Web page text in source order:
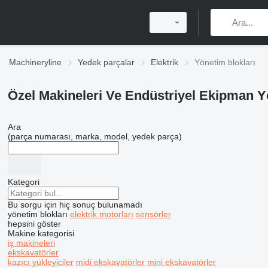
Machineryline Yedek parçalar Elektrik Yönetim blokları
Özel Makineleri Ve Endüstriyel Ekipman
Ara
(parça numarası, marka, model, yedek parça)
Kategori
Bu sorgu için hiç sonuç bulunamadı
yönetim blokları elektrik motorları sensörler
hepsini göster
Makine kategorisi
iş makineleri
ekskavatörler
kazıcı yükleyiciler midi ekskavatörler mini ekskavatörler